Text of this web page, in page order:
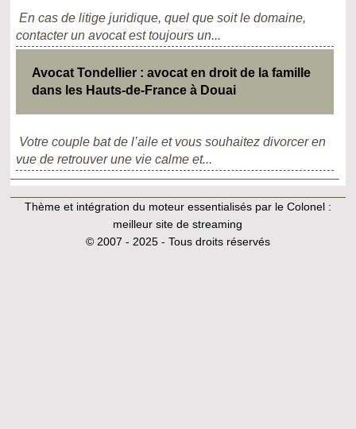
En cas de litige juridique, quel que soit le domaine,
contacter un avocat est toujours un...
Avocat Tondellier : avocat en droit de la famille
dans les Hauts-de-France à Douai
Votre couple bat de l’aile et vous souhaitez divorcer en
vue de retrouver une vie calme et...
Thème et intégration du moteur essentialisés par le Colonel :
meilleur site de streaming
© 2007 - 2025 - Tous droits réservés